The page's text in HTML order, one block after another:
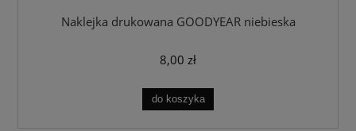
Naklejka drukowana GOODYEAR niebieska
8,00 zł
do koszyka